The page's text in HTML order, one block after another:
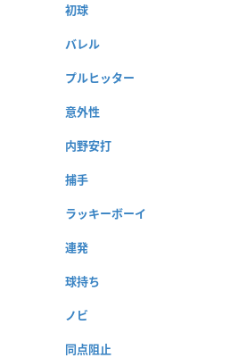
初球
バレル
プルヒッター
意外性
内野安打
捕手
ラッキーボーイ
連発
球持ち
ノビ
同点阻止